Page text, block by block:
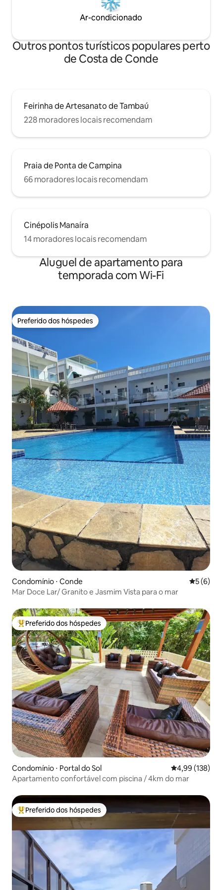
Ar-condicionado
Outros pontos turísticos populares perto
de Costa de Conde
Feirinha de Artesanato de Tambaú
228 moradores locais recomendam
Praia de Ponta de Campina
66 moradores locais recomendam
Cinépolis Manaíra
14 moradores locais recomendam
Aluguel de apartamento para
temporada com Wi-Fi
Preferido dos hóspedes
Preferido dos hóspedes
Condomínio ⋅ Conde 5 de
5 (6)
Mar Doce Lar/ Granito e Jasmim Vista para o mar
Entre os melhores preferidos dos hóspedes
Preferido dos hóspedes
Condomínio ⋅ Portal do Sol 4,99 de uma
4,99 (138)
Apartamento confortável com piscina / 4km do mar
Entre os melhores preferidos dos hóspedes
Preferido dos hóspedes